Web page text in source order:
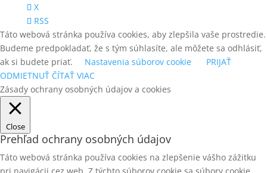
X
RSS
Táto webová stránka používa cookies, aby zlepšila vaše prostredie.
Budeme predpokladať, že s tým súhlasíte, ale môžete sa odhlásiť,
ak si budete priať.
Nastavenia súborov cookie
PRIJAŤ
ODMIETNUŤ ČÍTAŤ VIAC
Zásady ochrany osobných údajov a cookies
Close
Prehľad ochrany osobných údajov
Táto webová stránka používa cookies na zlepšenie vášho zážitku